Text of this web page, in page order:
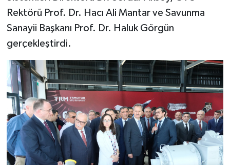
Rektörü Prof. Dr. Hacı Ali Mantar ve Savunma
Sanayii Başkanı Prof. Dr. Haluk Görgün
gerçekleştirdi.